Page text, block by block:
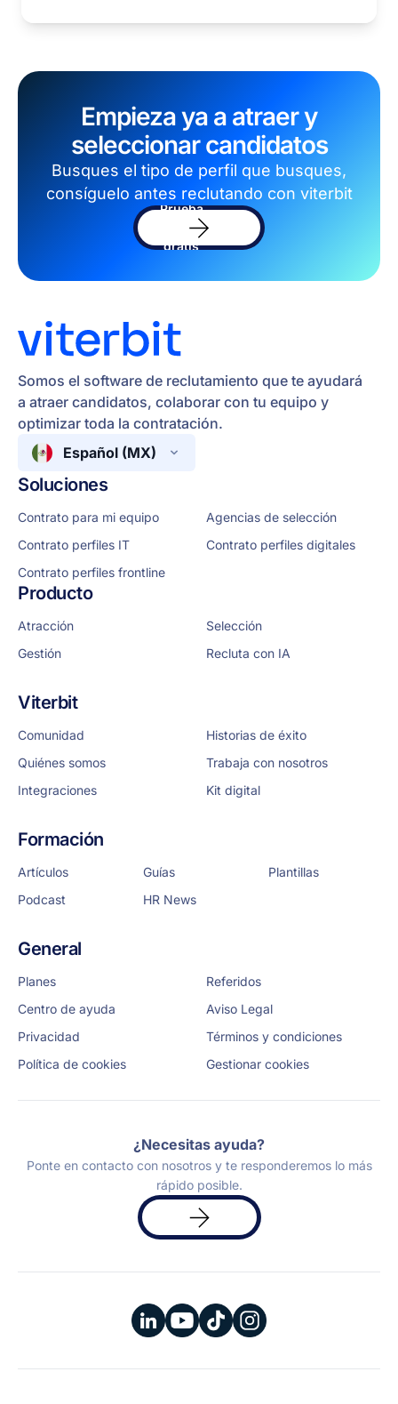
Empieza ya a atraer y
seleccionar candidatos
Busques el tipo de perfil que busques,
consíguelo antes reclutando con viterbit
Prueba
software
gratis
Somos el software de reclutamiento que te ayudará
a atraer candidatos, colaborar con tu equipo y
optimizar toda la contratación.
Español (MX)
Soluciones
Contrato para mi equipo
Agencias de selección
Contrato perfiles IT
Contrato perfiles digitales
Contrato perfiles frontline
Producto
Atracción
Selección
Gestión
Recluta con IA
Viterbit
Comunidad
Historias de éxito
Quiénes somos
Trabaja con nosotros
Integraciones
Kit digital
Formación
Artículos Guías
Plantillas
Podcast
HR News
General
Planes
Referidos
Centro de ayuda
Aviso Legal
Privacidad
Términos y condiciones
Política de cookies
Gestionar cookies
¿Necesitas ayuda?
Ponte en contacto con nosotros y te responderemos lo más
rápido posible.
Solicita
una
demo